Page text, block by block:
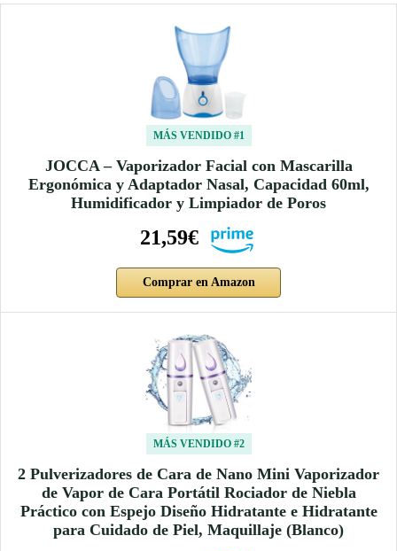
MÁS VENDIDO #1
JOCCA – Vaporizador Facial con Mascarilla
Ergonómica y Adaptador Nasal, Capacidad 60ml,
Humidificador y Limpiador de Poros
21,59€
Comprar en Amazon
MÁS VENDIDO #2
2 Pulverizadores de Cara de Nano Mini Vaporizador
de Vapor de Cara Portátil Rociador de Niebla
Práctico con Espejo Diseño Hidratante e Hidratante
para Cuidado de Piel, Maquillaje (Blanco)